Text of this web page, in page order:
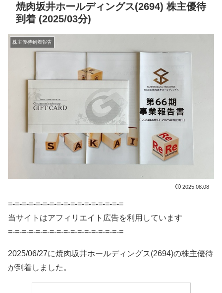
焼肉坂井ホールディングス(2694) 株主優待
到着 (2025/03分)
株主優待到着報告
2025.08.08
=-=-=-=-=-=-=-=-=-=-=-=-=-=-=-=-=
当サイトはアフィリエイト広告を利用しています
=-=-=-=-=-=-=-=-=-=-=-=-=-=-=-=-=
2025/06/27に焼肉坂井ホールディングス(2694)の株主優待
が到着しました。